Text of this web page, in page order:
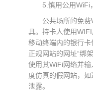
5.慎用公用WiFi
公共场所的免
具。持卡人使用
移动终端内的银行
正规网站的网址“绑
使用其WiFi网络并
度仿真的假网站，
泄露。